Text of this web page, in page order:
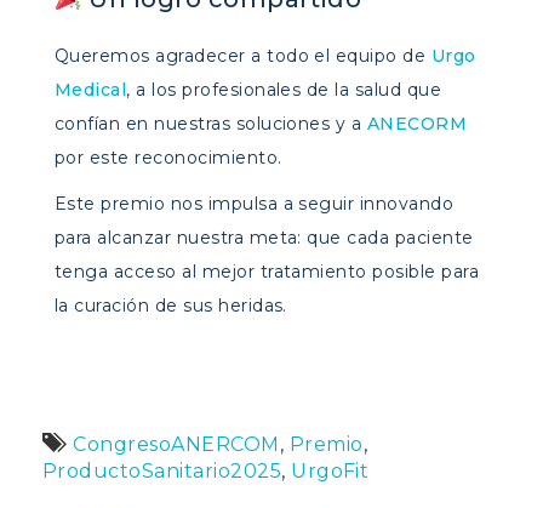
Queremos agradecer a todo el equipo de Urgo
Medical, a los profesionales de la salud que
confían en nuestras soluciones y a ANECORM
por este reconocimiento.
Este premio nos impulsa a seguir innovando
para alcanzar nuestra meta: que cada paciente
tenga acceso al mejor tratamiento posible para
la curación de sus heridas.
CongresoANERCOM , Premio,
ProductoSanitario2025, UrgoFit